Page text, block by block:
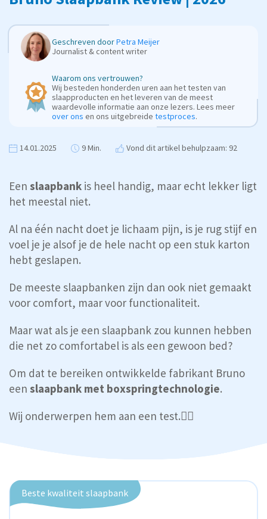
Geschreven doorPetra Meijer
Journalist & content writer
Waarom ons vertrouwen?
Wij besteden honderden uren aan het testen van
slaapproducten en het leveren van de meest
waardevolle informatie aan onze lezers. Lees meer
over ons en ons uitgebreide testproces.
14.01.2025 9 Min. Vond dit artikel behulpzaam: 92
Een slaapbank is heel handig, maar echt lekker ligt
het meestal niet.
Al na één nacht doet je lichaam pijn, is je rug stijf en
voel je je alsof je de hele nacht op een stuk karton
hebt geslapen.
De meeste slaapbanken zijn dan ook niet gemaakt
voor comfort, maar voor functionaliteit.
Maar wat als je een slaapbank zou kunnen hebben
die net zo comfortabel is als een gewoon bed?
Om dat te bereiken ontwikkelde fabrikant Bruno
een slaapbank met boxspringtechnologie.
Wij onderwerpen hem aan een test.👇🏼
Beste kwaliteit slaapbank